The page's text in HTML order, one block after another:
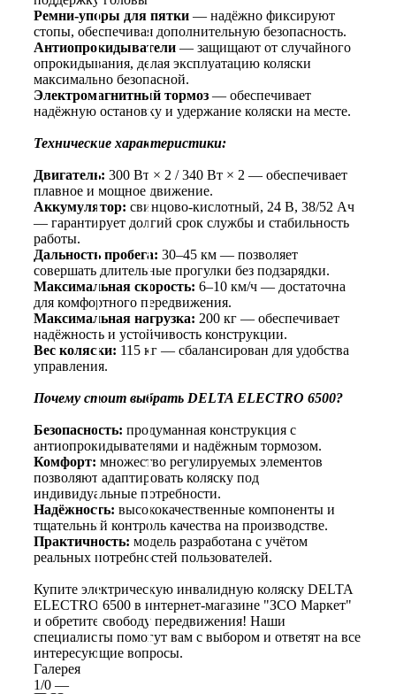
Ремни-упоры для пятки — надёжно фиксируют
стопы, обеспечивая дополнительную безопасность.
Антиопрокидыватели — защищают от случайного
опрокидывания, делая эксплуатацию коляски
максимально безопасной.
Электромагнитный тормоз — обеспечивает
надёжную остановку и удержание коляски на месте.
Технические характеристики:
Двигатель: 300 Вт × 2 / 340 Вт × 2 — обеспечивает
плавное и мощное движение.
Аккумулятор: свинцово-кислотный, 24 В, 38/52 Ач
— гарантирует долгий срок службы и стабильность
работы.
Дальность пробега: 30–45 км — позволяет
совершать длительные прогулки без подзарядки.
Максимальная скорость: 6–10 км/ч — достаточна
для комфортного передвижения.
Максимальная нагрузка: 200 кг — обеспечивает
надёжность и устойчивость конструкции.
Вес коляски: 115 кг — сбалансирован для удобства
управления.
Почему стоит выбрать DELTA ELECTRO 6500?
Безопасность: продуманная конструкция с
антиопрокидывателями и надёжным тормозом.
Комфорт: множество регулируемых элементов
позволяют адаптировать коляску под
индивидуальные потребности.
Надёжность: высококачественные компоненты и
тщательный контроль качества на производстве.
Практичность: модель разработана с учётом
реальных потребностей пользователей.
Купите электрическую инвалидную коляску DELTA
ELECTRO 6500 в интернет-магазине "ЗСО Маркет"
и обретите свободу передвижения! Наши
специалисты помогут вам с выбором и ответят на все
интересующие вопросы.
Галерея
1/0 —